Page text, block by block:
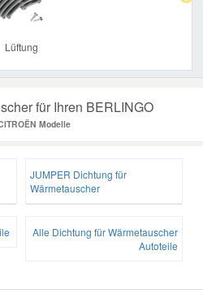
Lüftung
für Ihren BERLINGO
Modelle
JUMPER Dichtung für
Wärmetauscher
Alle Dichtung für Wärmetauscher
Autoteile